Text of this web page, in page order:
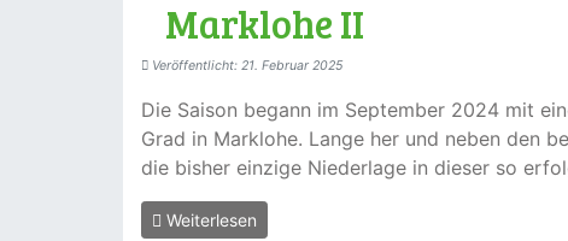
Marklohe II
Veröffentlicht: 21. Februar 2025
Die Saison begann im September 2024 mit
Grad in Marklohe. Lange her und neben den
die bisher einzige Niederlage in dieser so
Weiterlesen